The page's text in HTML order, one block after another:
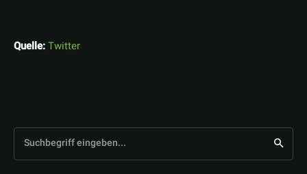
Quelle:Twitter
Suchbegriff eingeben...